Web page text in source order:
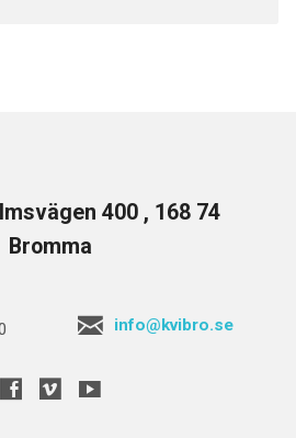
400 , 168 74
Bromma
info@kvibro.se